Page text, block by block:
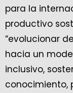
para la
productivo
“evolucionar
hacia un
inclusivo,
conocimiento,